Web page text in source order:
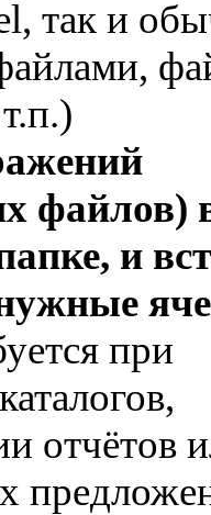
так и
файлов)
и
при
отчётов